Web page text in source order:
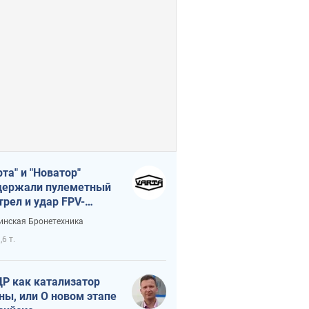
и "Новатор"
пулеметный
и удар FPV-
сохранив жизнь
Бронетехника
т.
как катализатор
или О новом этапе